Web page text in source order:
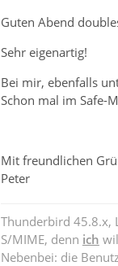
Guten Abend
Sehr eigenartig!
Bei mir, ebenfalls
Schon mal im Safe-
Mit freundlichen
Peter
Thunderbird 45.8.x,
S/MIME, denn ich
Nebenbei: die